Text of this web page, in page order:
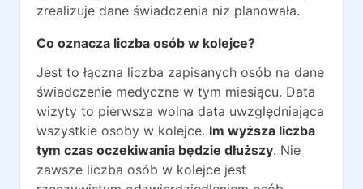
zrealizuje dane świadczenia niz planowała.
Co oznacza liczba osób w kolejce?
Jest to łączna liczba zapisanych osób na dane
świadczenie medyczne w tym miesiącu. Data
wizyty to pierwsza wolna data uwzględniająca
wszystkie osoby w kolejce. Im wyższa liczba
tym czas oczekiwania będzie dłuższy. Nie
zawsze liczba osób w kolejce jest